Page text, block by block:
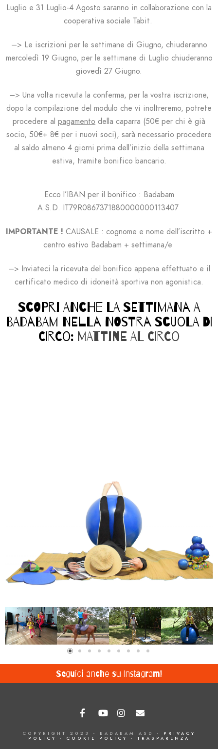
Luglio e 31 Luglio-4 Agosto saranno in collaborazione con la
cooperativa sociale Tabit.
–> Le iscrizioni per le settimane di Giugno, chiuderanno
mercoledì 19 Giugno, per le settimane di Luglio chiuderanno
giovedì 27 Giugno.
–> Una volta ricevuta la conferma, per la vostra iscrizione,
dopo la compilazione del modulo che vi inoltreremo, potrete
procedere al pagamento della caparra (50€ per chi è già
socio, 50€+ 8€ per i nuovi soci), sarà necessario procedere
al saldo almeno 4 giorni prima dell’inizio della settimana
estiva, tramite bonifico bancario.
Ecco l’IBAN per il bonifico : Badabam
A.S.D. IT79R0867371880000000113407
IMPORTANTE ! CAUSALE : cognome e nome dell’iscritto +
centro estivo Badabam + settimana/e
–> Inviateci la ricevuta del bonifico appena effettuato e il
certificato medico di idoneità sportiva non agonistica.
SCOPRI ANCHE LA SETTIMANA A
BADABAM NELLA NOSTRA SCUOLA DI
CIRCO: MATTINE AL CIRCO
Seguici anche su Instagram!
COPYRIGHT 2023 - BADABAM ASD - PRIVACY
POLICY
- COOKIE POLICY - TRASPARENZA